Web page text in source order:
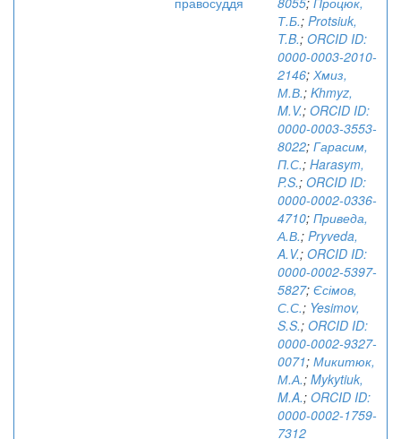
Т.Б.; Protsiuk,
T.B.; ORCID ID:
0000-0003-2010-
2146; Хмиз,
М.В.; Khmyz,
M.V.; ORCID ID:
0000-0003-3553-
8022; Гарасим,
П.С.; Harasym,
P.S.; ORCID ID:
0000-0002-0336-
4710; Приведа,
А.В.; Pryveda,
A.V.; ORCID ID:
0000-0002-5397-
5827; Єсімов,
С.С.; Yesimov,
S.S.; ORCID ID:
0000-0002-9327-
0071; Микитюк,
М.А.; Mykytiuk,
M.A.; ORCID ID:
0000-0002-1759-
7312